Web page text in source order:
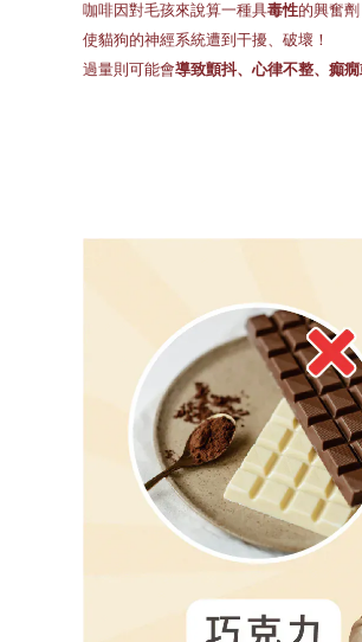
咖啡因對毛孩來說算一種具毒性的興奮劑
使貓狗的神經系統遭到干擾、破壞！
過量則可能會導致顫抖、心律不整、癲